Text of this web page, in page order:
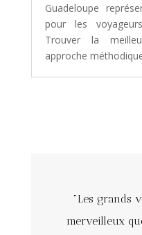
Guadeloupe
pour les
Trouver la
approche
"Les grands
merveilleux